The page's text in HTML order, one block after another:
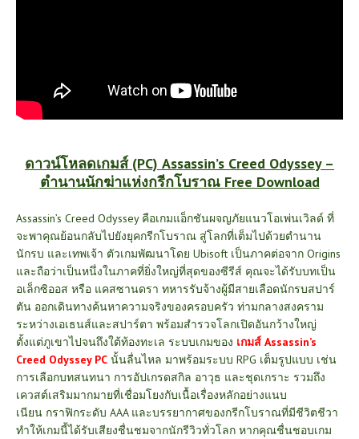
ดาวน์โหลดเกมส์ (PC) Assassin’s Creed Odyssey –
ตำนานนักฆ่าแห่งกรีกโบราณ Free Download
Assassin’s Creed Odyssey คือเกมแอ็กชันผจญภัยแนวโอเพ่นเวิลด์ ที่
จะพาคุณย้อนกลับไปยังยุคกรีกโบราณ สู่โลกที่เต็มไปด้วยตำนาน
นักรบ และเทพเจ้า ตัวเกมพัฒนาโดย Ubisoft เป็นภาคต่อจาก Origins
และถือว่าเป็นหนึ่งในภาคที่ยิ่งใหญ่ที่สุดของซีรีส์ คุณจะได้รับบทเป็น
อเล็กซิออส หรือ แคสซานดรา ทหารรับจ้างผู้มีสายเลือดนักรบสปาร์
ตัน ออกเดินทางค้นหาความจริงของครอบครัว ท่ามกลางสงคราม
ระหว่างเอเธนส์และสปาร์ตา พร้อมสำรวจโลกเปิดอันกว้างใหญ่
ตั้งแต่ภูเขาไปจนถึงใต้ท้องทะเล ระบบเกมของ เกมส์ Assassin’s
Creed Odyssey PC นั้นลื่นไหล มาพร้อมระบบ RPG เต็มรูปแบบ เช่น
การเลือกบทสนทนา การอัปเกรดสกิล อาวุธ และชุดเกราะ รวมถึง
เควสต์เสริมมากมายที่เชื่อมโยงกับเนื้อเรื่องหลักอย่างแนบ
เนียน กราฟิกระดับ AAA และบรรยากาศของกรีกโบราณที่มีชีวิตชีวา
ทำให้เกมนี้ได้รับเสียงชื่นชมจากนักรีวิวทั่วโลก หากคุณชื่นชอบเกม